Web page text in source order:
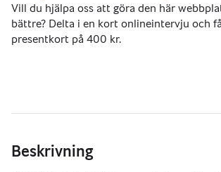
Vill du hjälpa oss att göra den här
bättre? Delta i en kort onlineintervju och
presentkort på 400 kr.
Beskrivning